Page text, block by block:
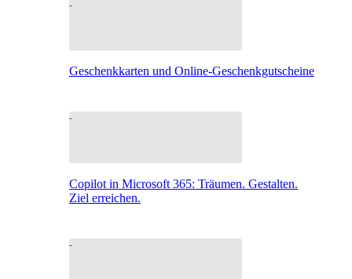
Geschenkkarten und Online-Geschenkgutscheine
Copilot in Microsoft 365: Träumen. Gestalten.
Ziel erreichen.